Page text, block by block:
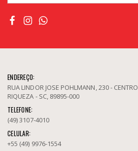
ENDEREÇO:
RUA LINDOR JOSE POHLMANN, 230 - CENTRO
RIQUEZA - SC, 89895-000
TELEFONE:
(49) 3107-4010
CELULAR:
+55 (49) 9976-1554